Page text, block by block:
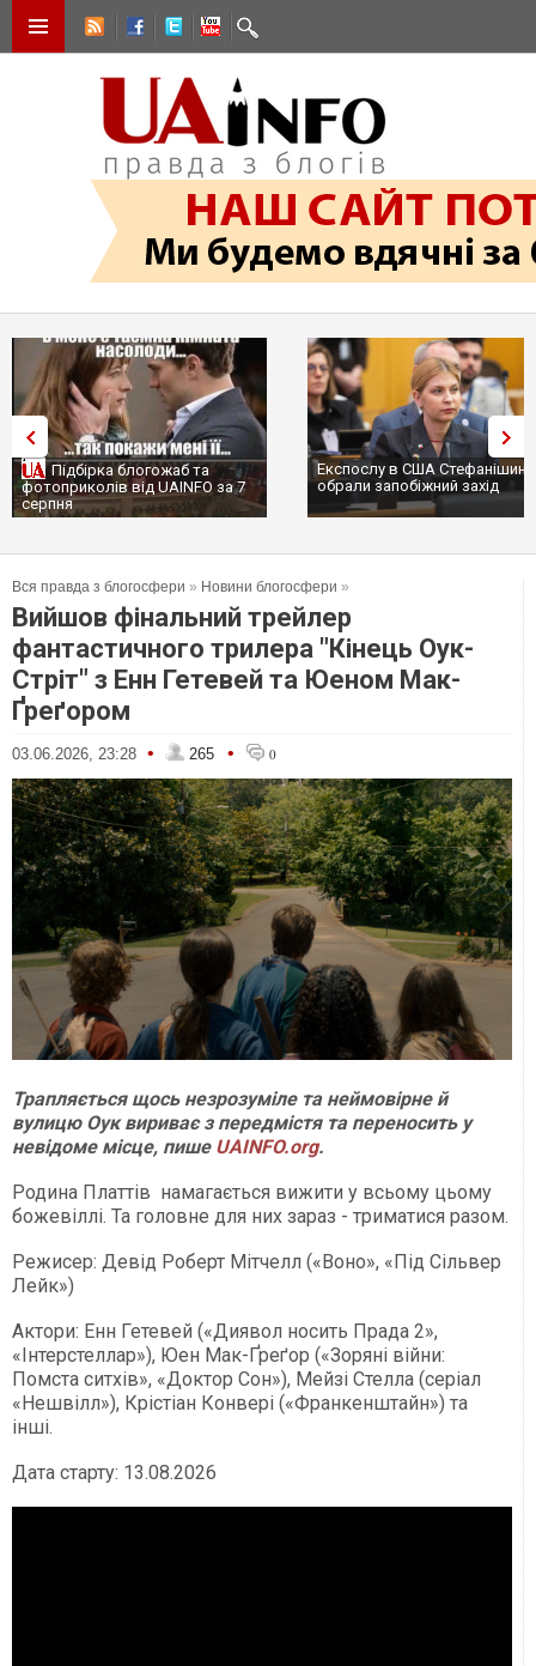
Підбірка блогожаб та
фотоприколів від UAINFO за 7
серпня
Експослу в США
обрали запобіжний захід
Вся правда з блогосфери » Новини блогосфери »
Вийшов фінальний трейлер
фантастичного трилера "Кінець Оук-
Стріт" з Енн Гетевей та Юеном Мак-
Ґреґором
03.06.2026, 23:28 • 265 • 0
Трапляється щось незрозуміле та неймовірне й
вулицю Оук вириває з передмістя та переносить у
невідоме місце, пише UAINFO.org.
Родина Платтів намагається вижити у всьому цьому
божевіллі. Та головне для них зараз - триматися разом.
Режисер: Девід Роберт Мітчелл («Воно», «Під Сільвер
Лейк»)
Актори: Енн Гетевей («Диявол носить Прада 2»,
«Інтерстеллар»), Юен Мак-Ґреґор («Зоряні війни:
Помста ситхів», «Доктор Сон»), Мейзі Стелла (серіал
«Нешвілл»), Крістіан Конвері («Франкенштайн») та
інші.
Дата старту: 13.08.2026